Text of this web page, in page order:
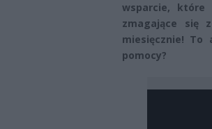
wsparcie, które
zmagające się
miesięcznie! To
pomocy?